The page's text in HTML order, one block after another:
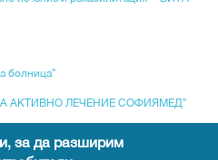
болница"
АКТИВНО ЛЕЧЕНИЕ СОФИЯМЕД"
за да разширим